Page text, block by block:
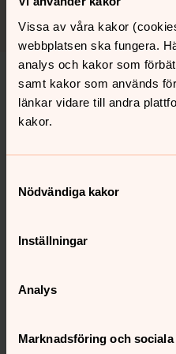
Vissa av våra kakor
webbplatsen ska fungera.
analys och kakor som
samt kakor som används
länkar vidare till andra
kakor.
Nödvändiga kakor
Inställningar
Analys
Marknadsföring och sociala
Kontaktpersoner
Diakon, Norrahammars
E-post: